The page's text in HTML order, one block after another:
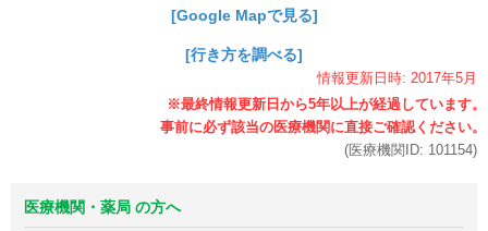
[Google Mapで見る]
[行き方を調べる]
情報更新日時: 2017年5月
(医療機関ID: 101154)
医療機関・薬局 の方へ